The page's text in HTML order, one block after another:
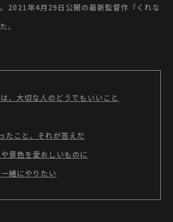
2021年4月29日公開の最新監督作『くれな
。
、大切な人のどうでもいいこと
たこと、それが答えだ
景色を愛おしいものに
緒にやりたい